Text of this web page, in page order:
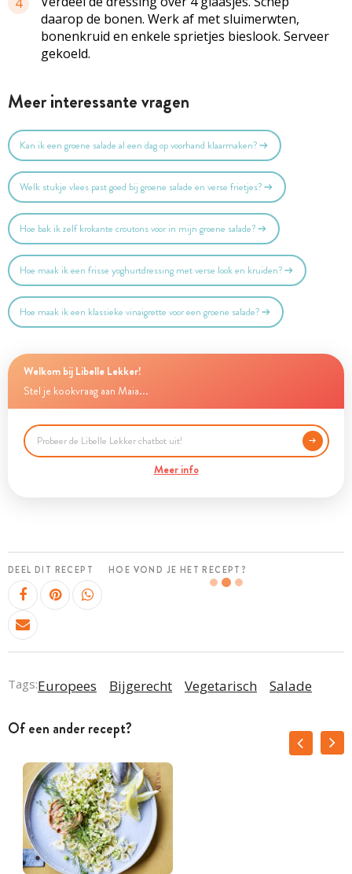
daarop de bonen. Werk af met sluimerwten,
bonenkruid en enkele sprietjes bieslook. Serveer
gekoeld.
Meer interessante vragen
Kan ik een groene salade al een dag op voorhand klaarmaken?
Welk stukje vlees past goed bij groene salade en verse frietjes?
Hoe bak ik zelf krokante croutons voor in mijn groene salade?
Hoe maak ik een frisse yoghurtdressing met verse look en kruiden?
Hoe maak ik een klassieke vinaigrette voor een groene salade?
Welkom bij Libelle Lekker!
Stel je kookvraag aan Maia...
Meer info
DEEL DIT RECEPT HOE VOND JE HET RECEPT?
Tags:Europees Bijgerecht Vegetarisch Salade
Of een ander recept?